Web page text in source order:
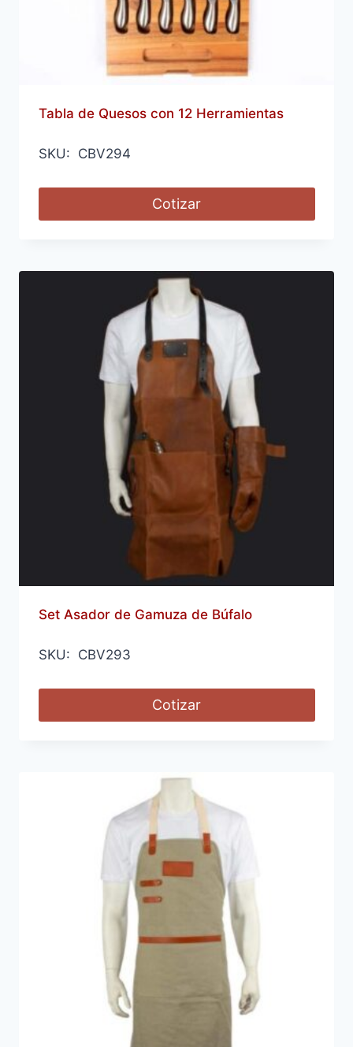
Tabla de Quesos con 12 Herramientas
SKU: CBV294
Cotizar
Set Asador de Gamuza de Búfalo
SKU: CBV293
Cotizar